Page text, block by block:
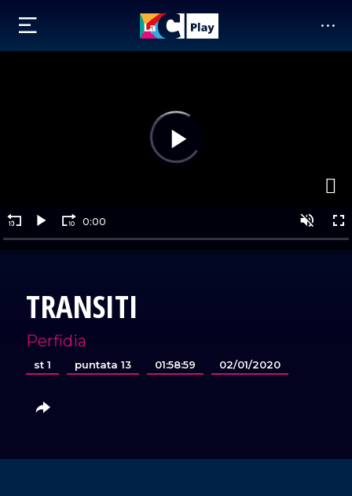
TRANSITI
Perfidia
st 1 puntata 13 01:58:59 02/01/2020